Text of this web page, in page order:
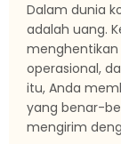
Dalam dunia
adalah uang.
operasional,
itu, Anda
yang benar-
mengirim